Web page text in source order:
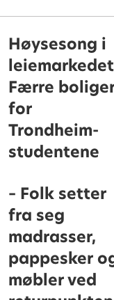
Høysesong i
Færre
for
Trondheim-
studentene
– Folk setter
fra seg
madrasser,
pappesker
møbler ved